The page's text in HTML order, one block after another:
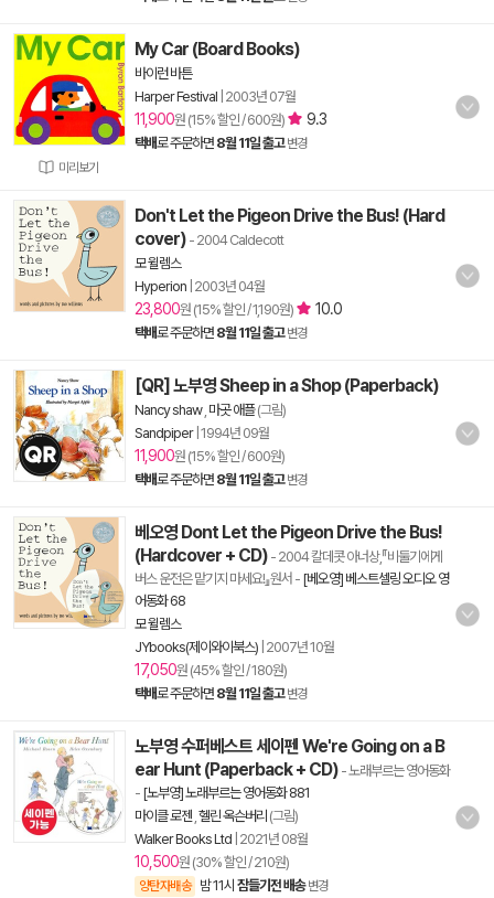
미리보기
My Car (Board Books)
바이런 바튼
Harper Festival 2003년 07월
11,900원 (15% 할인 / 600원) 9.3
택배로 주문하면 8월 11일 출고 변경
Don't Let the Pigeon Drive the Bus! (Hard
cover) - 2004 Caldecott
모 윌렘스
Hyperion 2003년 04월
23,800원 (15% 할인 / 1,190원) 10.0
택배로 주문하면 8월 11일 출고 변경
[QR] 노부영 Sheep in a Shop (Paperback)
Nancy shaw, 마곳 애플(그림)
Sandpiper| 1994년 09월
11,900원 (15% 할인 / 600원)
택배로 주문하면 8월 11일 출고 변경
베오영 Dont Let the Pigeon Drive the Bus!
(Hardcover + CD) - 2004 칼데콧 아너상,『비둘기에게
버스 운전은 맡기지 마세요!』원서 - [베오영] 베스트셀링 오디오 영
어동화 68
모 윌렘스
JYbooks(제이와이북스) 2007년 10월
17,050원 (45% 할인 / 180원)
택배로 주문하면 8월 11일 출고 변경
노부영 수퍼베스트 세이펜 We're Going on a B
ear Hunt (Paperback + CD) - 노래부르는 영어동화
- [노부영] 노래부르는 영어동화 881
마이클 로젠 헬린 옥슨버리 (그림)
Walker Books Ltd 2021년 08월
10,500원 (30% 할인 / 210원)
양탄자배송 밤 11시 잠들기전 배송 변경